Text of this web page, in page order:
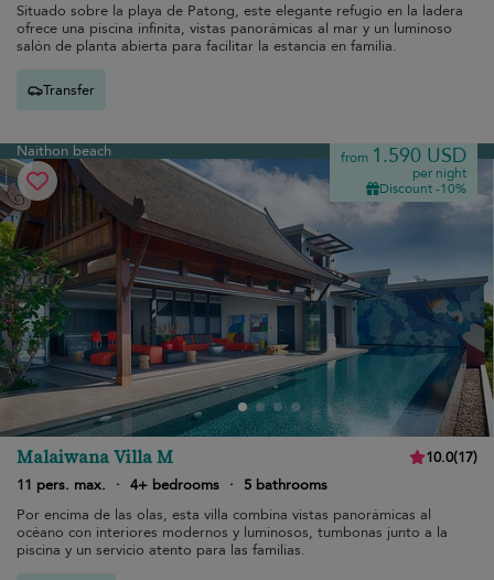
Situado sobre la playa de Patong, este elegante refugio en la ladera
ofrece una piscina infinita, vistas panorámicas al mar y un luminoso
salón de planta abierta para facilitar la estancia en familia.
Transfer
Naithon beach from 1.590 USD
per night
Discount -10%
Malaiwana Villa M 10.0(17)
11 pers. max.
· 4+ bedrooms ·
5 bathrooms
Por encima de las olas, esta villa combina vistas panorámicas al
océano con interiores modernos y luminosos, tumbonas junto a la
piscina y un servicio atento para las familias.